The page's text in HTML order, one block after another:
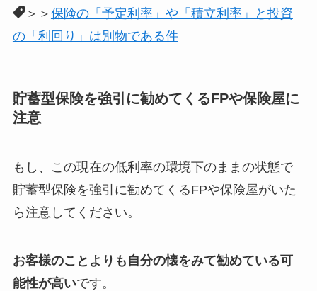
＞＞ 保険の「予定利率」や「積立利率」と投資
の「利回り」は別物である件
貯蓄型保険を強引に勧めてくるFPや保険屋に
注意
もし、この現在の低利率の環境下のままの状態で
貯蓄型保険を強引に勧めてくるFPや保険屋がいた
ら注意してください。
お客様のことよりも自分の懐をみて勧めている可
能性が高いです。